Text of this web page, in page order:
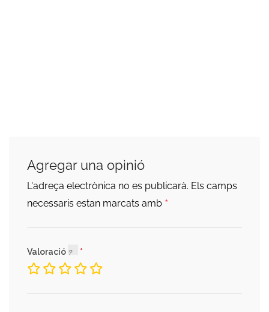
Agregar una opinió
L'adreça electrònica no es publicarà. Els camps
necessaris estan marcats amb *
Valoració